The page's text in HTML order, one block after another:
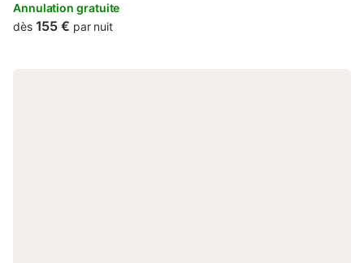
parking.
Annulation gratuite
dès 155 € par nuit